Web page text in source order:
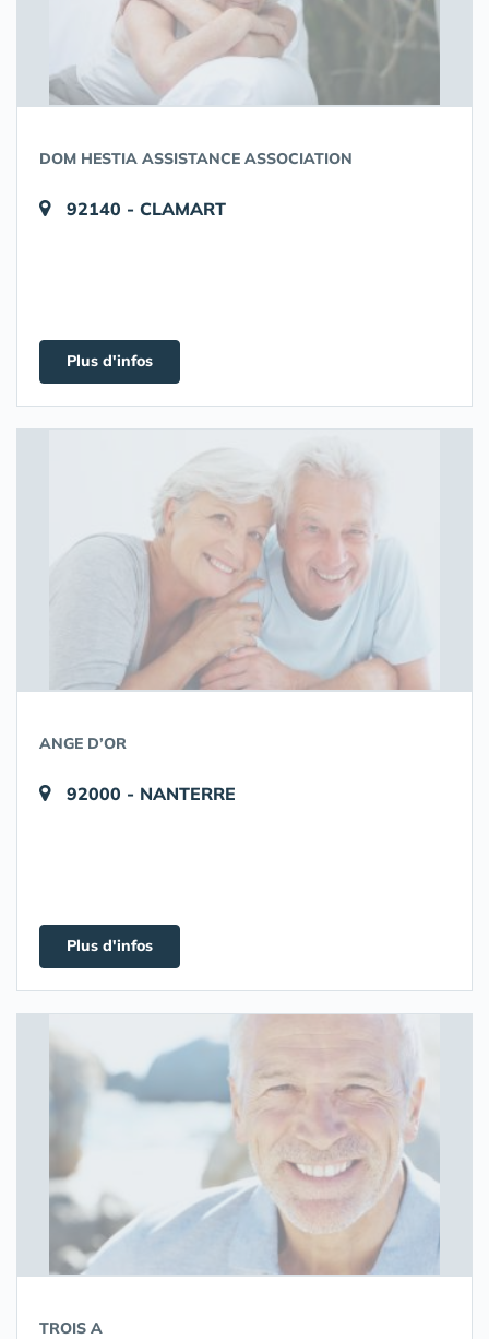
DOM HESTIA ASSISTANCE ASSOCIATION
92140 - CLAMART
Plus d'infos
ANGE D’OR
92000 - NANTERRE
Plus d'infos
TROIS A